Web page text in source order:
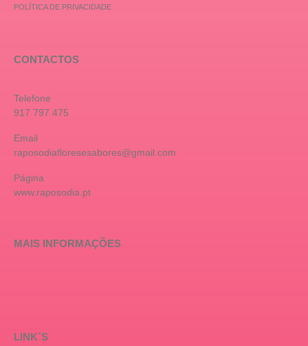
POLÍTICA DE PRIVACIDADE
CONTACTOS
Telefone
917 797 475
Email
raposodiafloresesabores@gmail.com
Página
www.raposodia.pt
MAIS INFORMAÇÕES
LINK´S